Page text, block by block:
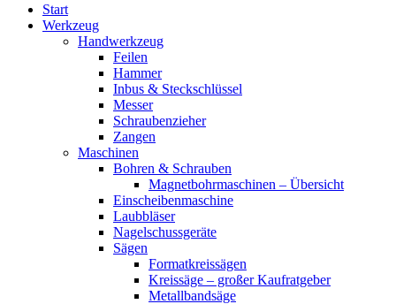
Start
Werkzeug
Handwerkzeug
Feilen
Hammer
Inbus & Steckschlüssel
Messer
Schraubenzieher
Zangen
Maschinen
Bohren & Schrauben
Magnetbohrmaschinen – Übersicht
Einscheibenmaschine
Laubbläser
Nagelschussgeräte
Sägen
Formatkreissägen
Kreissäge – großer Kaufratgeber
Metallbandsäge